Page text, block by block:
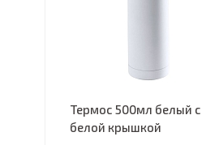
Термос 500мл белый с
белой крышкой